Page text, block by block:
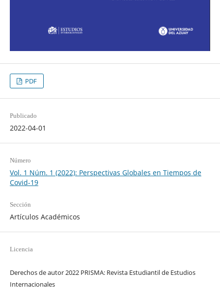
PDF
Publicado
2022-04-01
Número
Vol. 1 Núm. 1 (2022): Perspectivas Globales en Tiempos de
Covid-19
Sección
Artículos Académicos
Licencia
Derechos de autor 2022 PRISMA: Revista Estudiantil de Estudios
Internacionales